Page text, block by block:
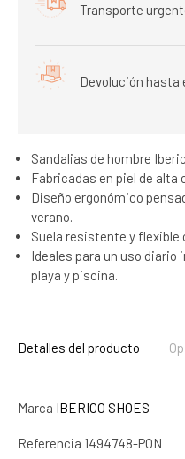
Transporte
Devolución hasta
Sandalias de hombre
Fabricadas en piel de alta
Diseño ergonómico
verano.
Suela resistente y flexible
Ideales para un uso diario
playa y piscina.
Detalles del producto
Marca IBERICO SHOES
Referencia 1494748-PON